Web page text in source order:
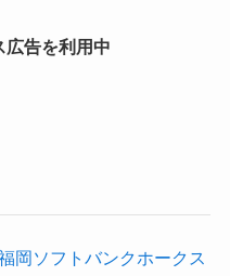
告を利用中